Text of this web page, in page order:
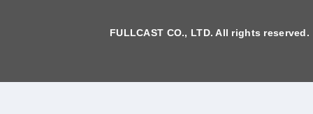
FULLCAST CO., LTD. All rights reserved.